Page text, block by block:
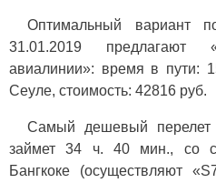
Оптимальный вариант
31.01.2019 предлагают
авиалинии»: время в пути:
Сеуле, стоимость: 42816 руб.
Самый дешевый перелет
займет 34 ч. 40 мин., со
Бангкоке (осуществляют